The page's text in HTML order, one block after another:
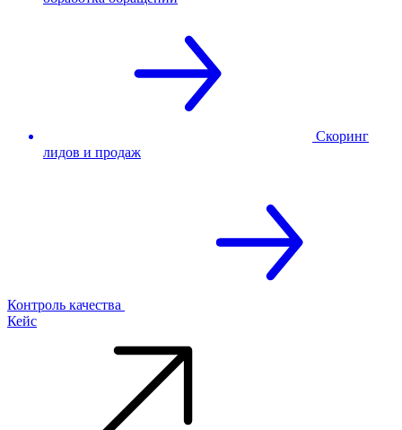
Скоринг
лидов и продаж
Контроль качества
Кейс